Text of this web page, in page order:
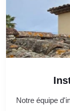
Notre équipe